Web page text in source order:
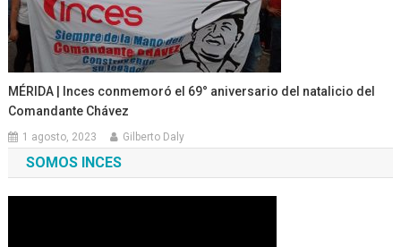
MÉRIDA | Inces conmemoró el 69° aniversario del natalicio del
Comandante Chávez
1 agosto, 2023 Gilberto Daly
SOMOS INCES